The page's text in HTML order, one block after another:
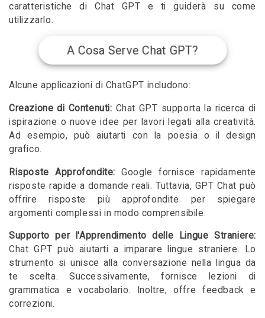
caratteristiche di Chat GPT e ti guiderà su come
utilizzarlo.
A Cosa Serve Chat GPT?
Alcune applicazioni di ChatGPT includono:
Creazione di Contenuti: Chat GPT supporta la ricerca di
ispirazione o nuove idee per lavori legati alla creatività.
Ad esempio, può aiutarti con la poesia o il design
grafico.
Risposte Approfondite: Google fornisce rapidamente
risposte rapide a domande reali. Tuttavia, GPT Chat può
offrire risposte più approfondite per spiegare
argomenti complessi in modo comprensibile.
Supporto per l'Apprendimento delle Lingue Straniere:
Chat GPT può aiutarti a imparare lingue straniere. Lo
strumento si unisce alla conversazione nella lingua da
te scelta. Successivamente, fornisce lezioni di
grammatica e vocabolario. Inoltre, offre feedback e
correzioni.